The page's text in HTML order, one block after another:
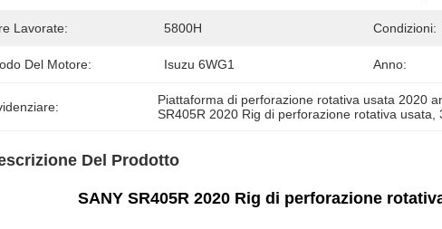
Lavorate: 5800H Condizioni:
Del Motore: Isuzu 6WG1 Anno:
Piattaforma di perforazione rotativa usata 2020
SR405R 2020 Rig di perforazione rotativa usata ,
Del Prodotto
SANY SR405R 2020 Rig di perforazione